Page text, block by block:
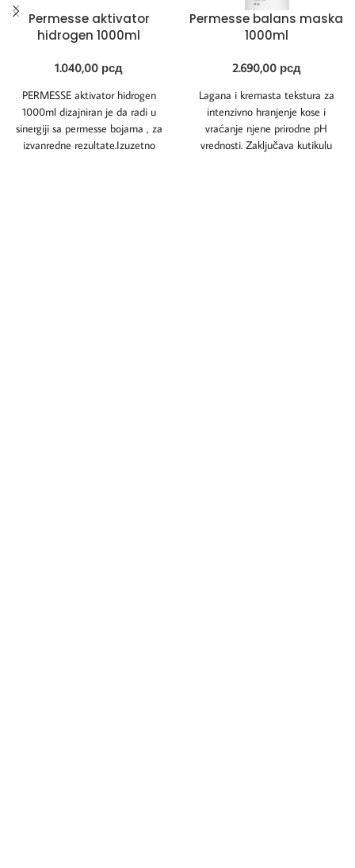
Permesse aktivator
hidrogen 1000ml
1.040,00 рсд
PERMESSE aktivator hidrogen
1000ml dizajniran je da radi u
sinergiji sa permesse bojama , za
izvanredne rezultate.Izuzetno
Permesse balans maska
1000ml
2.690,00 рсд
Lagana i kremasta tekstura za
intenzivno hranjenje kose i
vraćanje njene prirodne pH
vrednosti. Zaključava kutikulu